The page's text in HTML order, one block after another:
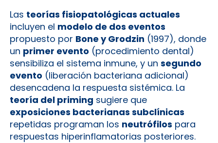
Las teorías fisiopatológicas actuales
incluyen el modelo de dos eventos
propuesto por Bone y Grodzin (1997), donde
un primer evento (procedimiento dental)
sensibiliza el sistema inmune, y un segundo
evento (liberación bacteriana adicional)
desencadena la respuesta sistémica. La
teoría del priming sugiere que
exposiciones bacterianas subclínicas
repetidas programan los neutrófilos para
respuestas hiperinflamatorias posteriores.